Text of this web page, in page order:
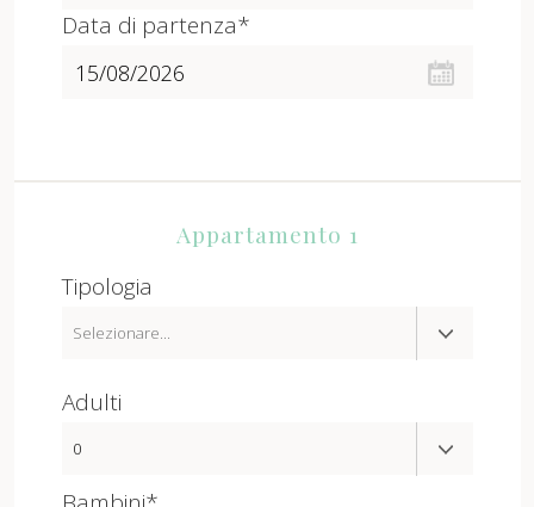
Data di partenza*
Appartamento 1
Tipologia
Adulti